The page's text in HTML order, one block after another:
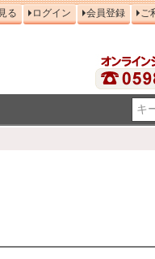
る ログイン 会員登録 ご